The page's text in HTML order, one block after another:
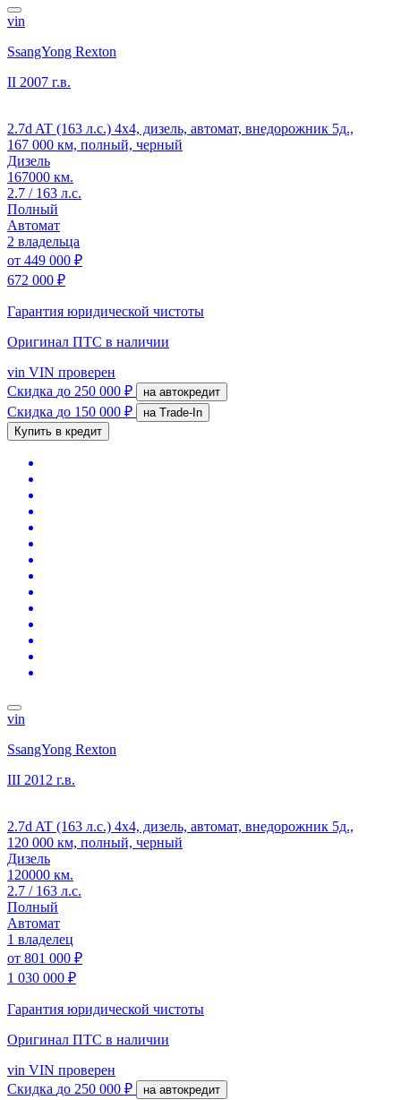
vin
SsangYong Rexton
II 2007 г.в.
2.7d AT (163 л.с.) 4x4, дизель, автомат, внедорожник 5д.,
167 000 км, полный, черный
Дизель
167000 км.
2.7 / 163 л.с.
Полный
Автомат
2 владельца
от 449 000 ₽
672 000 ₽
Гарантия юридической чистоты
Оригинал ПТС в наличии
vin VIN проверен
Скидка до 250 000 ₽ на автокредит
Скидка до 150 000 ₽
на Trade-In
Купить в кредит
vin
SsangYong Rexton
III 2012 г.в.
2.7d AT (163 л.с.) 4x4, дизель, автомат, внедорожник 5д.,
120 000 км, полный, черный
Дизель
120000 км.
2.7 / 163 л.с.
Полный
Автомат
1 владелец
от 801 000 ₽
1 030 000 ₽
Гарантия юридической чистоты
Оригинал ПТС в наличии
vin VIN проверен
Скидка до 250 000 ₽ на автокредит